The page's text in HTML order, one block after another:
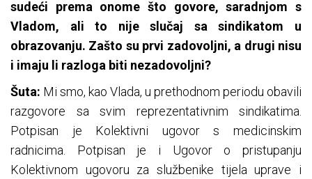
sudeći prema onome što govore, saradnjom s
Vladom, ali to nije slučaj sa sindikatom u
obrazovanju. Zašto su prvi zadovoljni, a drugi nisu
i imaju li razloga biti nezadovoljni?
Šuta: Mi smo, kao Vlada, u prethodnom periodu obavili
razgovore sa svim reprezentativnim sindikatima.
Potpisan je Kolektivni ugovor s medicinskim
radnicima. Potpisan je i Ugovor o pristupanju
Kolektivnom ugovoru za službenike tijela uprave i